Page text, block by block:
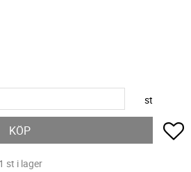
st
KÖP
1 st i lager